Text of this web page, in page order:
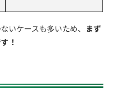
いケースも多いため、 まず
！